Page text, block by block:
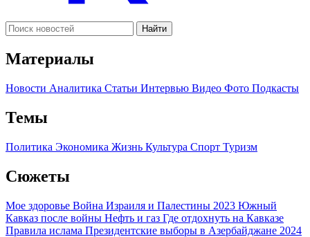
Найти
Материалы
Новости Аналитика Статьи Интервью Видео Фото Подкасты
Темы
Политика Экономика Жизнь Культура Спорт Туризм
Сюжеты
Мое здоровье Война Израиля и Палестины 2023 Южный
Кавказ после войны Нефть и газ Где отдохнуть на Кавказе
Правила ислама Президентские выборы в Азербайджане 2024